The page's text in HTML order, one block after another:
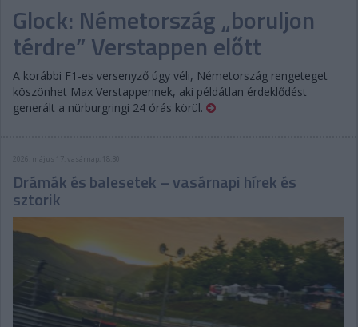
Glock: Németország „boruljon
térdre” Verstappen előtt
A korábbi F1-es versenyző úgy véli, Németország rengeteget
köszönhet Max Verstappennek, aki példátlan érdeklődést
generált a nürburgringi 24 órás körül.
2026. május 17. vasárnap, 18:30
Drámák és balesetek – vasárnapi hírek és
sztorik